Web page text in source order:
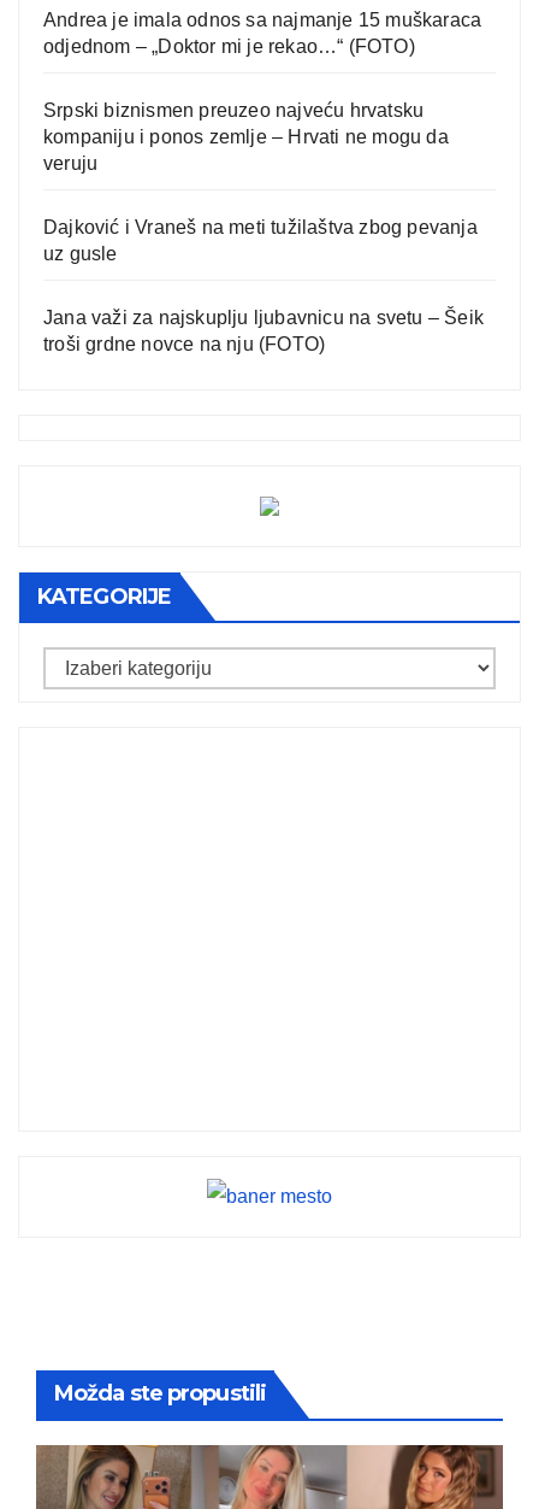
Andrea je imala odnos sa najmanje 15 muškaraca
odjednom – „Doktor mi je rekao…“ (FOTO)
Srpski biznismen preuzeo najveću hrvatsku
kompaniju i ponos zemlje – Hrvati ne mogu da
veruju
Dajković i Vraneš na meti tužilaštva zbog pevanja
uz gusle
Jana važi za najskuplju ljubavnicu na svetu – Šeik
troši grdne novce na nju (FOTO)
KATEGORIJE
Kategorije
Možda ste propustili